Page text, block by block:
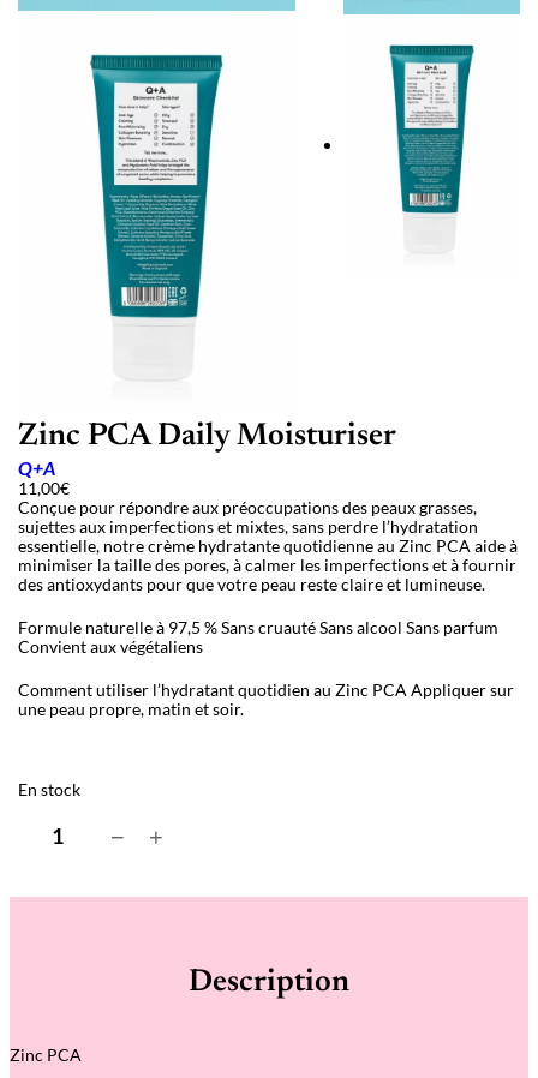
Zinc PCA Daily Moisturiser
Q+A
11,00€
Conçue pour répondre aux préoccupations des peaux grasses,
sujettes aux imperfections et mixtes, sans perdre l’hydratation
essentielle, notre crème hydratante quotidienne au Zinc PCA aide à
minimiser la taille des pores, à calmer les imperfections et à fournir
des antioxydants pour que votre peau reste claire et lumineuse.
Formule naturelle à 97,5 %Sans cruautéSans alcool Sans parfum
Convient aux végétaliens
Comment utiliser l’hydratant quotidien au Zinc PCA Appliquer sur
une peau propre, matin et soir.
En stock
t
n
− +
Description
Zinc PCA